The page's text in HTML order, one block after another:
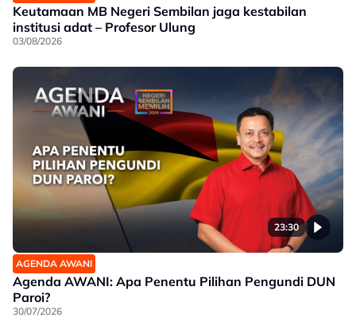
Keutamaan MB Negeri Sembilan jaga kestabilan
institusi adat – Profesor Ulung
03/08/2026
23:30
AGENDA AWANI
Agenda AWANI: Apa Penentu Pilihan Pengundi DUN
Paroi?
30/07/2026